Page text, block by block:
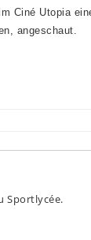
Ciné Utopia
angeschaut.
Sportlycée.